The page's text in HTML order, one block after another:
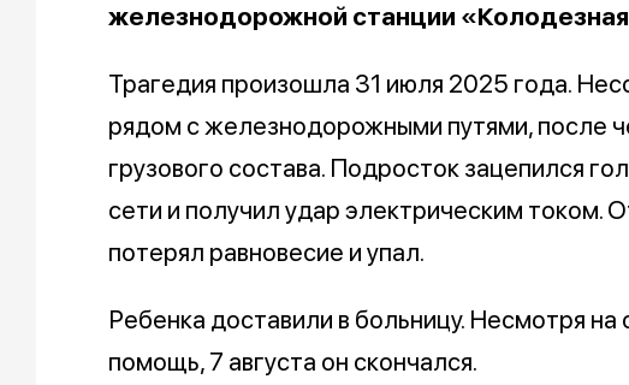
железнодорожной станции
Трагедия произошла 31 июля 2025 года.
рядом с железнодорожными путями, после
грузового состава. Подросток зацепился
сети и получил удар электрическим током.
потерял равновесие и упал.
Ребенка доставили в больницу. Несмотря
помощь, 7 августа он скончался.